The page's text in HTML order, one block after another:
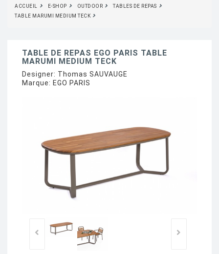
ACCUEIL E-SHOP OUTDOOR
TABLES DE REPAS
TABLE MARUMI MEDIUM TECK
TABLE DE REPAS EGO PARIS TABLE
MARUMI MEDIUM TECK
Designer: Thomas SAUVAUGE
Marque: EGO PARIS